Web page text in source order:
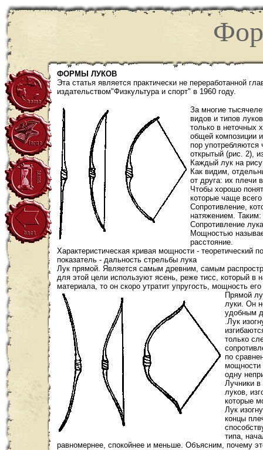
ФОРМЫ ЛУКОВ
Эта статья является практически не переработанной
издательством"Физкультура и спорт" в 1960 году.
За многие
видов и типов
только в неточных
общей композиции
пор употребляются
открытый (рис. 2),
Каждый лук на
Как видим,
от друга: их плечи
Чтобы хорошо
которые чаще
Сопротивление,
натяжением.
Сопротивление
Мощностью
расстояние.
Характеристическая кривая мощности - теоретический
показатель - дальность стрельбы лука
Лук прямой. Является самым древним, самым
для этой цели используют ясень, реже тисc, который в
материала, то он скоро утратит упругость, мощность
Прямой
луки. Он
удобным
.Лук
только
по
мощности
одну
Лучники в
луков,
которые
Лук
концы
типа,
равномернее, спокойнее и меньше. Объясним, почему